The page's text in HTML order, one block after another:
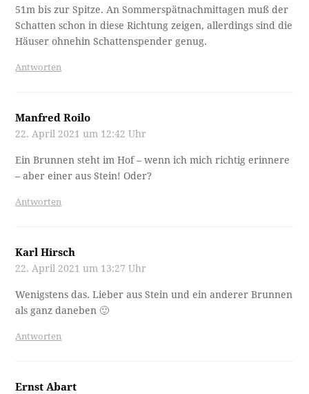
51m bis zur Spitze. An Sommerspätnachmittagen muß der
Schatten schon in diese Richtung zeigen, allerdings sind die
Häuser ohnehin Schattenspender genug.
Antworten
Manfred Roilo
22. April 2021 um 12:42 Uhr
Ein Brunnen steht im Hof – wenn ich mich richtig erinnere
– aber einer aus Stein! Oder?
Antworten
Karl Hirsch
22. April 2021 um 13:27 Uhr
Wenigstens das. Lieber aus Stein und ein anderer Brunnen
als ganz daneben 🙂
Antworten
Ernst Abart